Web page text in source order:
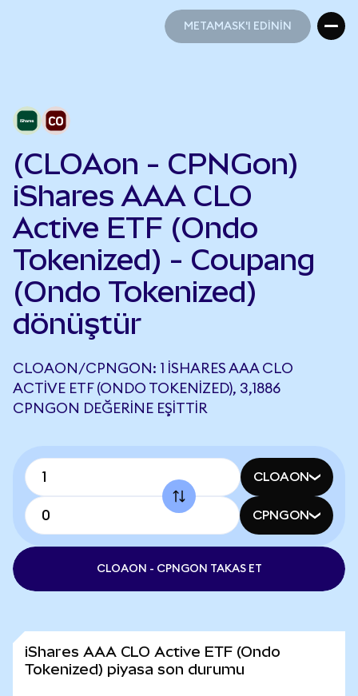
METAMASK'I EDİNİN
(CLOAon - CPNGon)
iShares AAA CLO
Active ETF (Ondo
Tokenized) - Coupang
(Ondo Tokenized)
dönüştür
CLOAON/CPNGON: 1 ISHARES AAA CLO
ACTIVE ETF (ONDO TOKENIZED), 3,1886
CPNGON DEĞERINE EŞITTIR
CLOAON
CPNGON
CLOAON - CPNGON TAKAS ET
iShares AAA CLO Active ETF (Ondo
Tokenized) piyasa son durumu